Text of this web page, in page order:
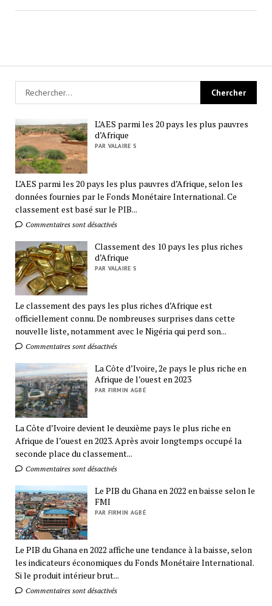
L’AES parmi les 20 pays les plus pauvres
d’Afrique
PAR VALAIRE S
L’AES parmi les 20 pays les plus pauvres d’Afrique, selon les
données fournies par le Fonds Monétaire International. Ce
classement est basé sur le PIB...
Commentaires sont désactivés
Classement des 10 pays les plus riches
d’Afrique
PAR VALAIRE S
Le classement des pays les plus riches d’Afrique est
officiellement connu. De nombreuses surprises dans cette
nouvelle liste, notamment avec le Nigéria qui perd son...
Commentaires sont désactivés
La Côte d’Ivoire, 2e pays le plus riche en
Afrique de l’ouest en 2023
PAR FIRMIN AGBÉ
La Côte d’Ivoire devient le deuxième pays le plus riche en
Afrique de l’ouest en 2023. Après avoir longtemps occupé la
seconde place du classement...
Commentaires sont désactivés
Le PIB du Ghana en 2022 en baisse selon le
FMI
PAR FIRMIN AGBÉ
Le PIB du Ghana en 2022 affiche une tendance à la baisse, selon
les indicateurs économiques du Fonds Monétaire International.
Si le produit intérieur brut...
Commentaires sont désactivés